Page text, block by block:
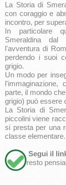
La Storia di
con coraggio e
incontro, per
In particolare
Smeraldina dal
l'avventura di
perdendo i suoi
grigio.
Un modo per
parte, il mondo
grigio) può essere
La Storia di
piccolini viene
si presta per una
classe elementare.
Segui il
resto